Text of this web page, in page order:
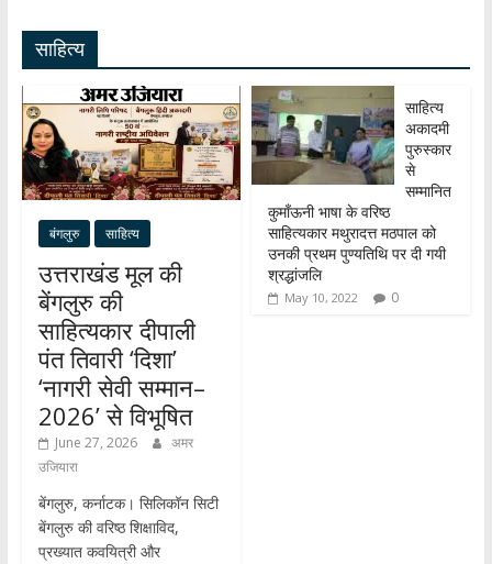
A
p
p
o
k
m
e
dI
n
साहित्य
बंगलुरु साहित्य
उत्तराखंड मूल की
बेंगलुरु की
साहित्यकार दीपाली
पंत तिवारी ‘दिशा’
‘नागरी सेवी सम्मान–
2026’ से विभूषित
June 27, 2026
अमर
उजियारा
बेंगलुरु, कर्नाटक। सिलिकॉन सिटी
बेंगलुरु की वरिष्ठ शिक्षाविद,
प्रख्यात कवयित्री और
साहित्य
अकादमी
पुरुस्कार
से
सम्मानित
कुमाँऊनी भाषा के वरिष्ठ
साहित्यकार मथुरादत्त मठपाल को
उनकी प्रथम पुण्यतिथि पर दी गयी
श्रद्धांजलि
May 10, 2022 0